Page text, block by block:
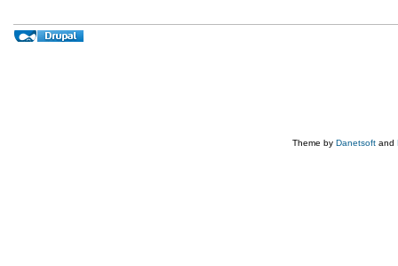
Theme by Danetsoft and